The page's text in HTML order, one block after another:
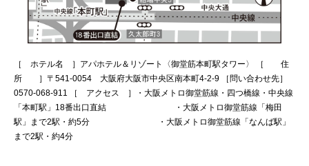
［ ホテル名 ］アパホテル＆リゾート〈御堂筋本町駅タワー〉 ［ 住
所 ］〒541-0054 大阪府大阪市中央区南本町4-2-9 ［問い合わせ先］
0570-068-911 ［ アクセス ］・大阪メトロ御堂筋線・四つ橋線・中央線
「本町駅」18番出口直結 ・大阪メトロ御堂筋線「梅田
駅」まで2駅・約5分 ・大阪メトロ御堂筋線「なんば駅」
まで2駅・約4分